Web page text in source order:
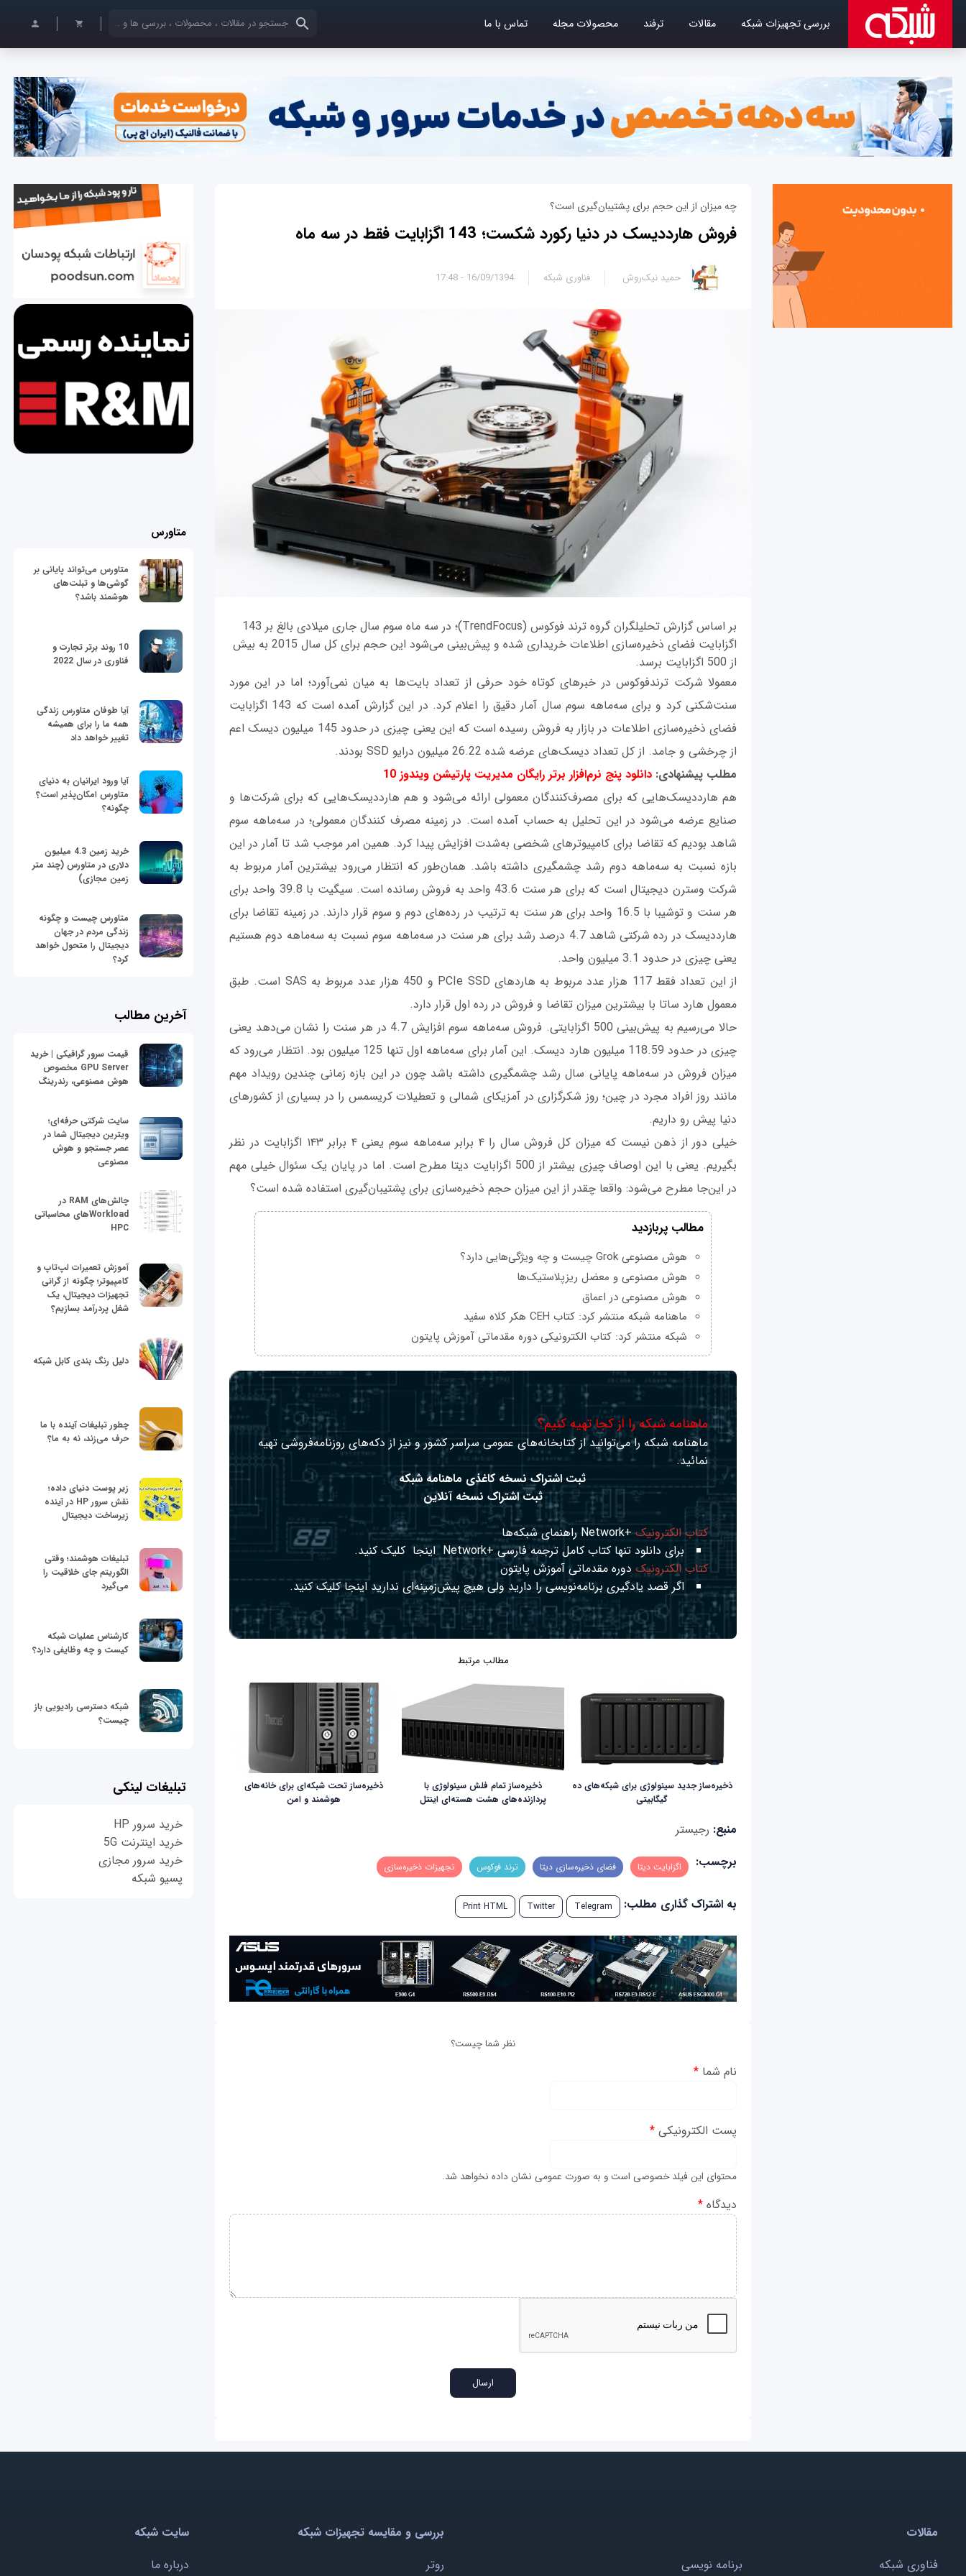
بررسی تجهیزات شبکه مقالات ترفند محصولات مجله تماس با ما کلمات کلیدی خود را وارد کنید
چه میزان از این حجم برای پشتیبان‌گیری است؟
فروش هارددیسک در دنیا رکورد شکست؛ 143 اگزابایت فقط در سه ماه
16/09/1394 - 17:48 حمید نیک‌روش فناوری شبکه
بر اساس گزارش تحلیلگران گروه ترند فوکوس (TrendFocus)؛ در سه ماه سوم سال جاری میلادی بالغ بر 143
اگزابایت فضای ذخیره‌سازی اطلاعات خریداری شده و پیش‌بینی می‌شود این حجم برای کل سال 2015 به بیش
از 500 اگزابایت برسد.
معمولا شرکت ترندفوکوس در خبرهای کوتاه خود حرفی از تعداد بایت‌ها به میان نمی‌آورد؛ اما در این مورد
سنت‌شکنی کرد و برای سه‌ماهه سوم سال آمار دقیق را اعلام کرد. در این گزارش آمده است که 143 اگزابایت
فضای ذخیره‌سازی اطلاعات در بازار به فروش رسیده است که این یعنی چیزی در حدود 145 میلیون دیسک اعم
از چرخشی و جامد. از کل تعداد دیسک‌های عرضه شده 26.22 میلیون درایو SSD بودند.
مطلب پیشنهادی: دانلود پنج نرم‌افزار برتر رایگان مدیریت پارتیشن ویندوز 10
هم هارد‌دیسک‌هایی که برای مصرف‌کنندگان معمولی ارائه می‌شود و هم هارددیسک‌هایی که برای شرکت‌ها و
صنایع عرضه می‌شود در این تحلیل به حساب آمده است. در زمینه مصرف کنندگان معمولی؛ در سه‌ماهه سوم
شاهد بودیم که تقاضا برای کامپیوترهای شخصی به‌شدت افزایش پیدا کرد. همین امر موجب شد تا آمار در این
بازه نسبت به سه‌ماهه دوم رشد چشمگیری داشته باشد. همان‌طور که انتظار می‌رود بیشترین آمار مربوط به
شرکت وسترن دیجیتال است که برای هر سنت 43.6 واحد به فروش رسانده است. سیگیت با 39.8 واحد برای
هر سنت و توشیبا با 16.5 واحد برای هر سنت به ترتیب در رده‌های دوم و سوم قرار دارند. در زمینه تقاضا برای
هارددیسک در رده شرکتی شاهد 4.7 درصد رشد برای هر سنت در سه‌ماهه سوم نسبت به سه‌ماهه دوم هستیم
یعنی چیزی در حدود 3.1 میلیون واحد.
از این تعداد فقط 117 هزار عدد مربوط به هاردهای PCIe SSD و 450 هزار عدد مربوط به SAS است. طبق
معمول هارد ساتا با بیشترین میزان تقاضا و فروش در رده اول قرار دارد.
حالا می‌رسیم به پیش‌بینی 500 اگزابایتی. فروش سه‌ماهه سوم افزایش 4.7 در هر سنت را نشان می‌دهد یعنی
چیزی در حدود 118.59 میلیون هارد دیسک. این آمار برای سه‌ماهه اول تنها 125 میلیون بود. انتظار می‌رود که
میزان فروش در سه‌ماهه پایانی سال رشد چشمگیری داشته باشد چون در این بازه زمانی چندین رویداد مهم
مانند روز افراد مجرد در چین؛ روز شکرگزاری در آمزیکای شمالی و تعطیلات کریسمس را در بسیاری از کشورهای
دنیا پیش رو داریم.
خیلی دور از ذهن نیست که میزان کل فروش سال را ۴ برابر سه‌ماهه سوم یعنی ۴ برابر ۱۴۳ اگزابایت در نظر
بگیریم. یعنی با این اوصاف چیزی بیشتر از 500 اگزابایت دیتا مطرح است. اما در پایان یک سئوال خیلی مهم
در این‌جا مطرح می‌شود: واقعا چقدر از این میزان حجم ذخیره‌سازی برای پشتیبان‌گیری استفاده شده است؟
مطالب پربازدید
هوش مصنوعی Grok چیست و چه ویژگی‌هایی دارد؟
هوش مصنوعی و معضل ریزپلاستیک‌ها
هوش مصنوعی در اعماق
ماهنامه شبکه منتشر کرد: کتاب CEH هکر کلاه سفید
شبکه منتشر کرد: کتاب الکترونیکی دوره مقدماتی آموزش پایتون
ماهنامه شبکه را از کجا تهیه کنیم؟
ماهنامه شبکه را می‌توانید از کتابخانه‌های عمومی سراسر کشور و نیز از دکه‌های روزنامه‌فروشی تهیه
نمائید.
ثبت اشتراک نسخه کاغذی ماهنامه شبکه
ثبت اشتراک نسخه آنلاین
کتاب الکترونیک+Network راهنمای شبکه‌ها
برای دانلود تنها کتاب کامل ترجمه فارسی +Network
اینجا کلیک کنید.
کتاب الکترونیک دوره مقدماتی آموزش پایتون
اگر قصد یادگیری برنامه‌نویسی را دارید ولی هیچ پیش‌زمینه‌ای نداریداینجا کلیک کنید.
مطالب مرتبط
ذخیره‌ساز جدید سینولوژی برای شبکه‌های ده
گیگابیتی
ذخیره‌ساز تمام فلش سینولوژی با
پردازنده‌های هشت هسته‌ای اینتل
ذخیره‌ساز تحت شبکه‌ای برای خانه‌های
هوشمند و امن
منبع: رجیستر
برچسب:
اگزابایت دیتا فضای ذخیره‌سازی دیتا ترند فوکوس تجهیزات ذخیره‌سازی
به اشتراک گذاری مطلب: Telegram
Twitter
Print HTML
نظر شما چیست؟
نام شما *
پست الکترونیکی *
محتوای این فیلد خصوصی است و به صورت عمومی نشان داده نخواهد شد.
دیدگاه *
متاورس
متاورس می‌تواند پایانی بر
گوشی‌ها و تبلت‌های
هوشمند باشد؟
10 روند برتر تجارت و
فناوری در سال 2022
آیا طوفان متاورس زندگی
همه ما را برای همیشه
تغییر خواهد داد
آیا ورود ایرانیان به دنیای
متاورس امکان‌پذیر است؟
چگونه؟
خرید زمین 4.3 میلیون
دلاری در متاورس (چند متر
زمین مجازی)
متاورس چیست و چگونه
زندگی مردم در جهان
دیجیتال را متحول خواهد
کرد؟
آخرین مطالب
قیمت سرور گرافیکی | خرید
GPU Server مخصوص
هوش مصنوعی، رندرینگ
سایت شرکتی حرفه‌ای؛
ویترین دیجیتال شما در
عصر جستجو و هوش
مصنوعی
چالش‌های RAM در
Workloadهای محاسباتی
HPC
آموزش تعمیرات لپ‌تاپ و
کامپیوتر؛ چگونه از گرانی
تجهیزات دیجیتال، یک
شغل پردرآمد بسازیم؟
دلیل رنگ بندی کابل شبکه
چطور تبلیغات آینده با ما
حرف می‌زند، نه به ما؟
زیر پوست دنیای داده؛
نقش سرور HP در آینده
زیرساخت دیجیتال
تبلیغات هوشمند؛ وقتی
الگوریتم جای خلاقیت را
می‌گیرد
کارشناس عملیات شبکه
کیست و چه وظایفی دارد؟
شبکه دسترسی رادیویی باز
چیست؟
تبلیغات لینکی
خرید سرور HP
خرید اینترنت 5G
خرید سرور مجازی
پسیو شبکه
مقالات
فناوری شبکه
برنامه نویسی
بررسی و مقایسه تجهیزات شبکه
روتر
سایت شبکه
درباره ما